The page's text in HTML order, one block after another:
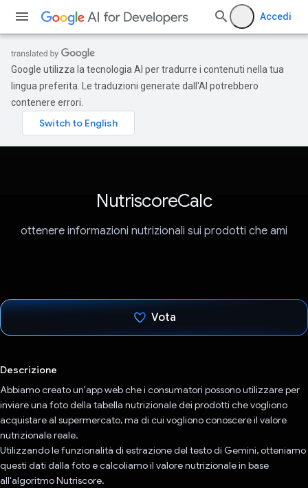
Accedi
Google utilizza la tecnologia AI per tradurre i contenuti nella tua
lingua preferita. Le traduzioni generate dall'AI potrebbero
contenere errori.
NutriscoreCalc
ottenere informazioni nutrizionali sui prodotti che ami
Vota
Descrizione
Abbiamo creato un'app web che i consumatori possono utilizzare per
inviare una foto della tabella nutrizionale dei prodotti che vogliono
acquistare al supermercato, ma di cui vogliono conoscere il valore
nutrizionale reale.
Utilizzando le funzionalità di estrazione del testo di Gemini, otteniamo
questi dati dalla foto e calcoliamo il valore nutrizionale in base
all'algoritmo Nutriscore.